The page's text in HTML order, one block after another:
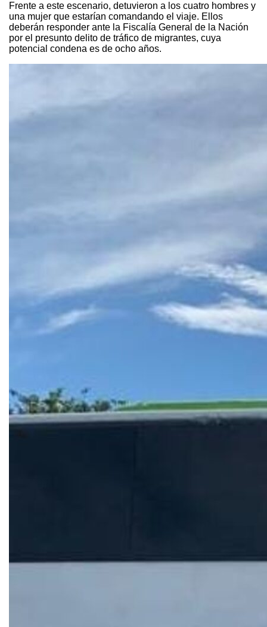
Frente a este escenario, detuvieron a los cuatro hombres y
una mujer que estarían comandando el viaje. Ellos
deberán responder ante la Fiscalía General de la Nación
por el presunto delito de tráfico de migrantes, cuya
potencial condena es de ocho años.